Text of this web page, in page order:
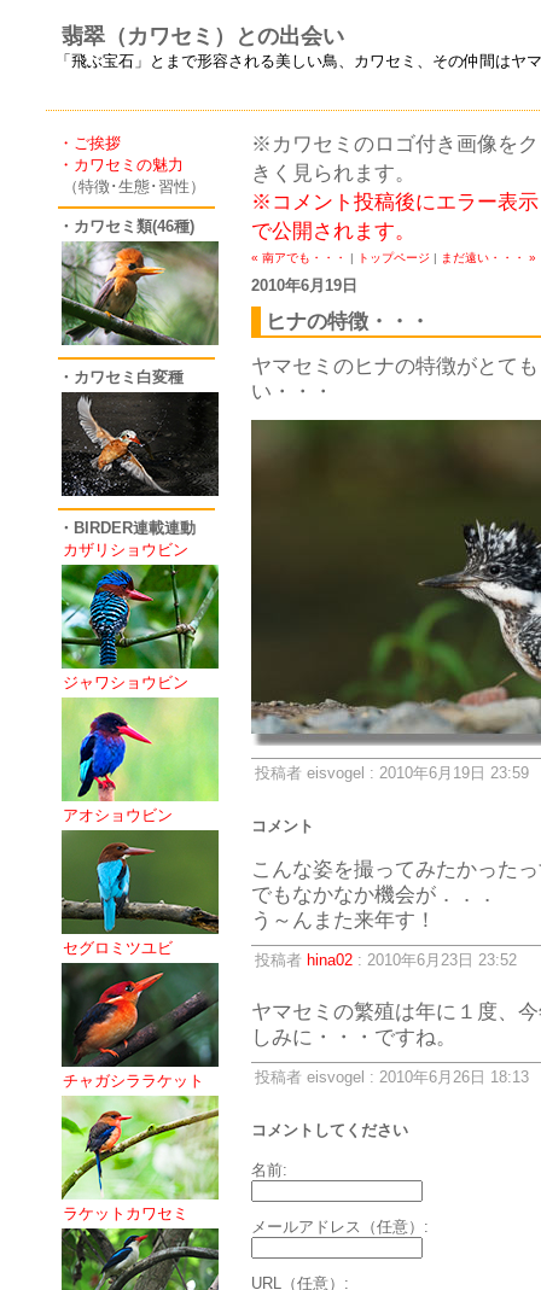
翡翠（カワセミ）との出会い
「飛ぶ宝石」とまで形容される美しい鳥、カワセミ、その仲間は
・ご挨拶
・カワセミの魅力
（特徴･生態･習性）
・カワセミ類(46種)
・カワセミ白変種
・BIRDER連載連動
カザリショウビン
ジャワショウビン
アオショウビン
セグロミツユビ
チャガシララケット
ラケットカワセミ
※カワセミのロゴ付き画像を
きく見られます。
※コメント投稿後にエラー表
で公開されます。
« 南アでも・・・ | トップページ | まだ遠い・・・ »
2010年6月19日
ヒナの特徴・・・
ヤマセミのヒナの特徴がとて
い・・・
投稿者 eisvogel : 2010年6月19日 23:59
コメント
こんな姿を撮ってみたかった
でもなかなか機会が．．．
う～んまた来年す！
投稿者 hina02: 2010年6月23日 23:52
ヤマセミの繁殖は年に１度、
しみに・・・ですね。
投稿者 eisvogel : 2010年6月26日 18:13
コメントしてください
名前:
メールアドレス（任意）:
URL（任意）: